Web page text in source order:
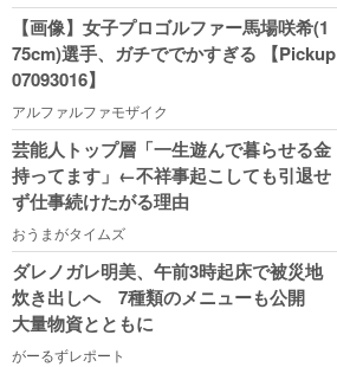
【画像】女子プロゴルファー馬場咲希(1
75cm)選手、ガチででかすぎる 【Pickup
07093016】
アルファルファモザイク
芸能人トップ層「一生遊んで暮らせる金
持ってます」←不祥事起こしても引退せ
ず仕事続けたがる理由
おうまがタイムズ
ダレノガレ明美、午前3時起床で被災地
炊き出しへ 7種類のメニューも公開
大量物資とともに
がーるずレポート